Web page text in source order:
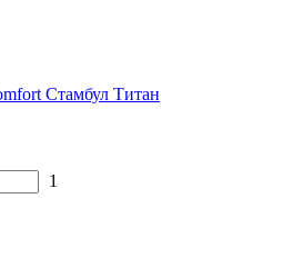
Стамбул Титан
1